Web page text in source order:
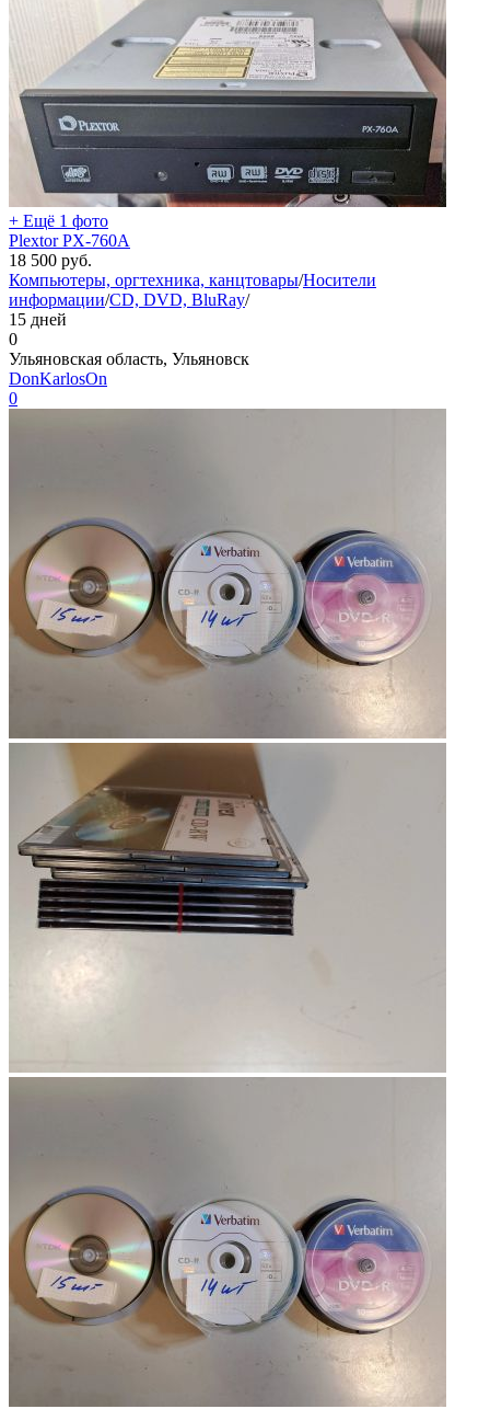
+ Ещё 1 фото
Plextor PX-760A
18 500 руб.
Компьютеры, оргтехника, канцтовары/Носители
информации/CD, DVD, BluRay/
15 дней
0
Ульяновская область, Ульяновск
DonKarlosOn
0